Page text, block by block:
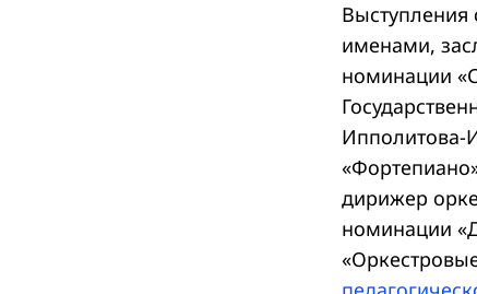
именами,
номинации
Ипполитова-
дирижер
номинации